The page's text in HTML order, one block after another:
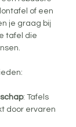
of een
je graag bij
tafel die
: Tafels
door ervaren